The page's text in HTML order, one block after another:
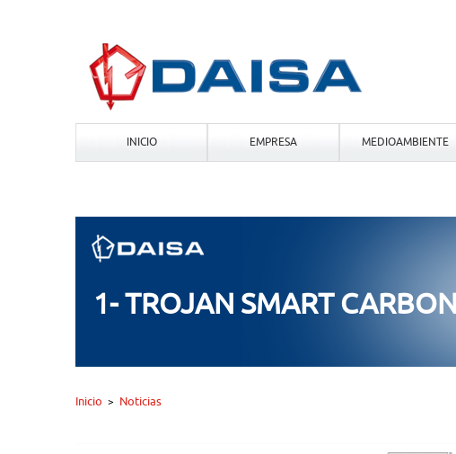
INICIO EMPRESA MEDIOAMBIENTE
1- TROJAN SMART CARBON
Inicio > Noticias